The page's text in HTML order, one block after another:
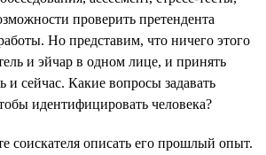
проверить претендента
Но представим, что ничего этого
и эйчар в одном лице, и принять
и сейчас. Какие вопросы задавать
идентифицировать человека?
соискателя описать его прошлый опыт.